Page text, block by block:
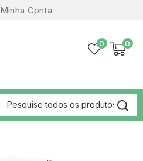
Minha Conta
0
0